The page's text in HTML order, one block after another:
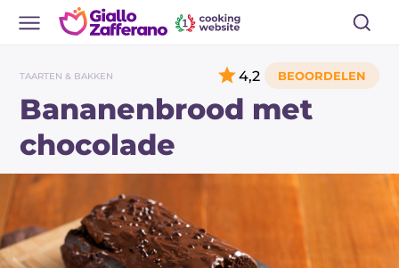
TAARTEN & BAKKEN
Bananenbrood met
chocolade
4,2